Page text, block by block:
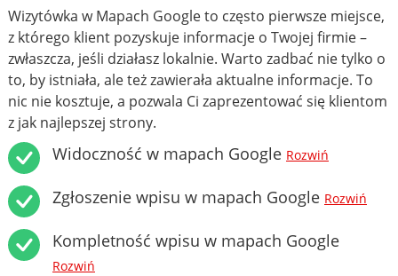
Wizytówka w Mapach Google to często pierwsze miejsce,
z którego klient pozyskuje informacje o Twojej firmie –
zwłaszcza, jeśli działasz lokalnie. Warto zadbać nie tylko o
to, by istniała, ale też zawierała aktualne informacje. To
nic nie kosztuje, a pozwala Ci zaprezentować się klientom
z jak najlepszej strony.
Widoczność w mapach Google Rozwiń
Zgłoszenie wpisu w mapach Google Rozwiń
Kompletność wpisu w mapach Google
Rozwiń